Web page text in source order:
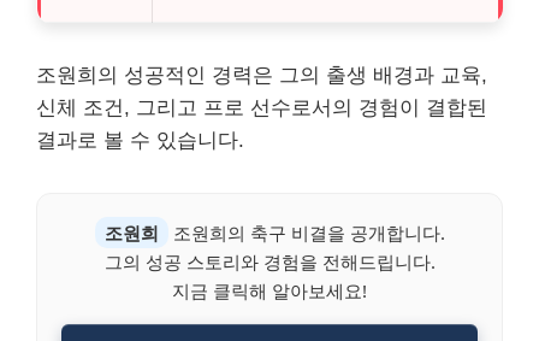
조원희의 성공적인 경력은 그의 출생 배경과 교육,
신체 조건, 그리고 프로 선수로서의 경험이 결합된
결과로 볼 수 있습니다.
조원희
조원희의 축구 비결을 공개합니다.
그의 성공 스토리와 경험을 전해드립니다.
지금 클릭해 알아보세요!